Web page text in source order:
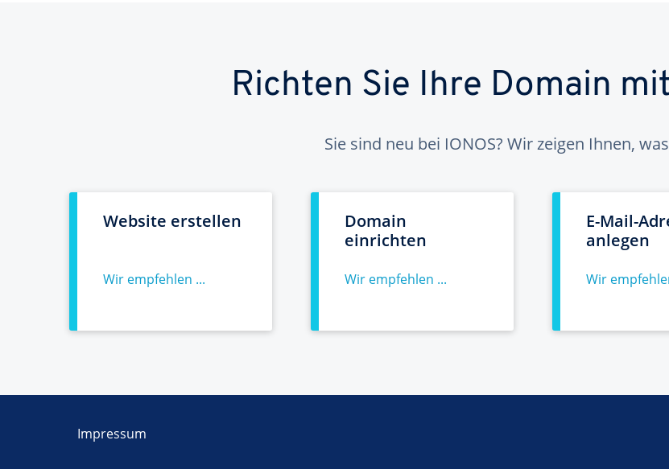
Richten Sie Ihre Domain
Sie sind neu bei IONOS? Wir zeigen Ihnen,
Website erstellen
Wir empfehlen ...
Domain
einrichten
Wir empfehlen ...
E-Mail-
anlegen
Wir
Impressum